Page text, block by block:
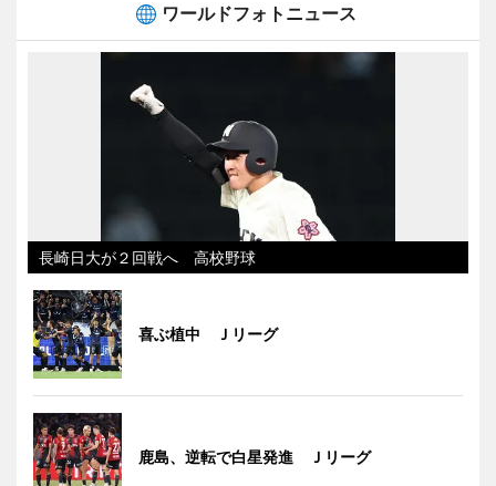
ワールドフォトニュース
長崎日大が２回戦へ 高校野球
喜ぶ植中 Ｊリーグ
鹿島、逆転で白星発進 Ｊリーグ